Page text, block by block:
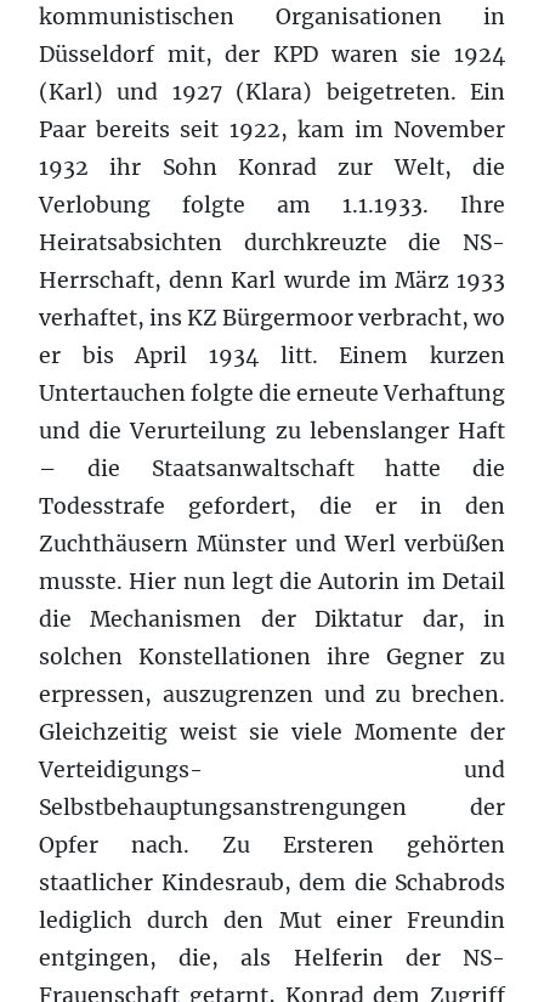
kommunistischen Organisationen in
Düsseldorf mit, der KPD waren sie 1924
(Karl) und 1927 (Klara) beigetreten. Ein
Paar bereits seit 1922, kam im November
1932 ihr Sohn Konrad zur Welt, die
Verlobung folgte am 1.1.1933. Ihre
Heiratsabsichten durchkreuzte die NS-
Herrschaft, denn Karl wurde im März 1933
verhaftet, ins KZ Bürgermoor verbracht, wo
er bis April 1934 litt. Einem kurzen
Untertauchen folgte die erneute Verhaftung
und die Verurteilung zu lebenslanger Haft
– die Staatsanwaltschaft hatte die
Todesstrafe gefordert, die er in den
Zuchthäusern Münster und Werl verbüßen
musste. Hier nun legt die Autorin im Detail
die Mechanismen der Diktatur dar, in
solchen Konstellationen ihre Gegner zu
erpressen, auszugrenzen und zu brechen.
Gleichzeitig weist sie viele Momente der
Verteidigungs- und
Selbstbehauptungsanstrengungen der
Opfer nach. Zu Ersteren gehörten
staatlicher Kindesraub, dem die Schabrods
lediglich durch den Mut einer Freundin
entgingen, die, als Helferin der NS-
Frauenschaft getarnt, Konrad dem Zugriff